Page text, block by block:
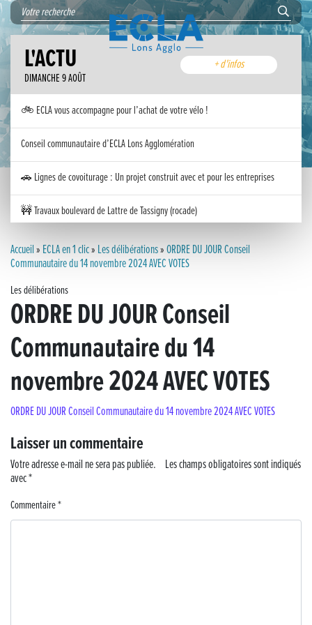
L'ACTU
DIMANCHE 9 AOÛT
+ d'infos
🚲 ECLA vous accompagne pour l’achat de votre vélo !
Conseil communautaire d’ECLA Lons Agglomération
🚗 Lignes de covoiturage : Un projet construit avec et pour les entreprises
🚧 Travaux boulevard de Lattre de Tassigny (rocade)
Inauguration nouvelle station d’épuration (STEP) de Trenal
Meilleurs voeux 2026
« France, une histoire d’amour », l’avant-première au Cinéma 4C !
Les Saisons Baroques du Jura 2025
Journée nationale de la Résistance
Dernier coup de pédale pour la Cyclosportive
Cyclosportive de La Vache qui rit : édition 2025
Musique dans la rue !
Accueil» ECLA en 1 clic» Les délibérations»ORDRE DU JOUR Conseil
Communautaire du 14 novembre 2024 AVEC VOTES
Les délibérations
ORDRE DU JOUR Conseil
Communautaire du 14
novembre 2024 AVEC VOTES
ORDRE DU JOUR Conseil Communautaire du 14 novembre 2024 AVEC VOTES
Laisser un commentaire
Votre adresse e-mail ne sera pas publiée.
Les champs obligatoires sont indiqués
avec*
Commentaire*